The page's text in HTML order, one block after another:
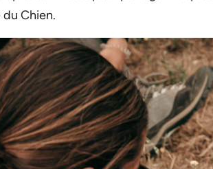
du Chien.